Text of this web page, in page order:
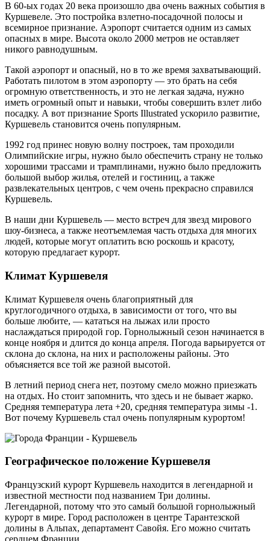
В 60-ых годах 20 века произошло два очень важных события в
Куршевеле. Это постройка взлетно-посадочной полосы и
всемирное признание. Аэропорт считается одним из самых
опасных в мире. Высота около 2000 метров не оставляет
никого равнодушным.
Такой аэропорт и опасный, но в то же время захватывающий.
Работать пилотом в этом аэропорту — это брать на себя
огромную ответственность, и это не легкая задача, нужно
иметь огромный опыт и навыки, чтобы совершить взлет либо
посадку. А вот признание Sports Illustrated ускорило развитие,
Куршевель становится очень популярным.
1992 год принес новую волну построек, там проходили
Олимпийские игры, нужно было обеспечить страну не только
хорошими трассами и трамплинами, нужно было предложить
большой выбор жилья, отелей и гостиниц, а также
развлекательных центров, с чем очень прекрасно справился
Куршевель.
В наши дни Куршевель — место встреч для звезд мирового
шоу-бизнеса, а также неотъемлемая часть отдыха для многих
людей, которые могут оплатить всю роскошь и красоту,
которую предлагает курорт.
Климат Куршевеля
Климат Куршевеля очень благоприятный для
круглогодичного отдыха, в зависимости от того, что вы
больше любите, — кататься на лыжах или просто
наслаждаться природой гор. Горнолыжный сезон начинается в
конце ноября и длится до конца апреля. Погода варьируется от
склона до склона, на них и расположены районы. Это
объясняется все той же разной высотой.
В летний период снега нет, поэтому смело можно приезжать
на отдых. Но стоит запомнить, что здесь и не бывает жарко.
Средняя температура лета +20, средняя температура зимы -1.
Вот почему Куршевель стал очень популярным курортом!
Географическое положение Куршевеля
Французский курорт Куршевель находится в легендарной и
известной местности под названием Три долины.
Легендарной, потому что это самый большой горнолыжный
курорт в мире. Город расположен в центре Тарантезской
долины в Альпах, департамент Савойя. Его можно считать
сердцем Франции.